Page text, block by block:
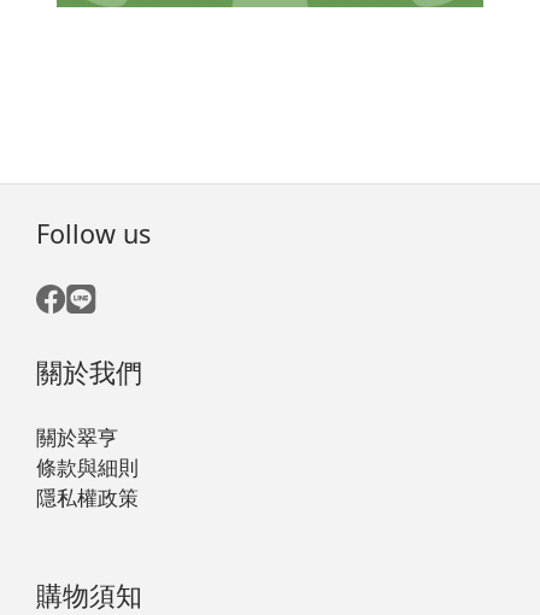
Follow us
關於我們
關於翠亨
條款與細則
隱私權政策
購物須知